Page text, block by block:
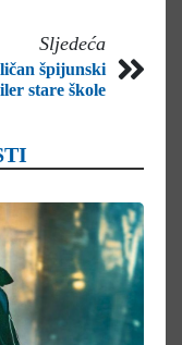
Sljedeća
špijunski
stare škole